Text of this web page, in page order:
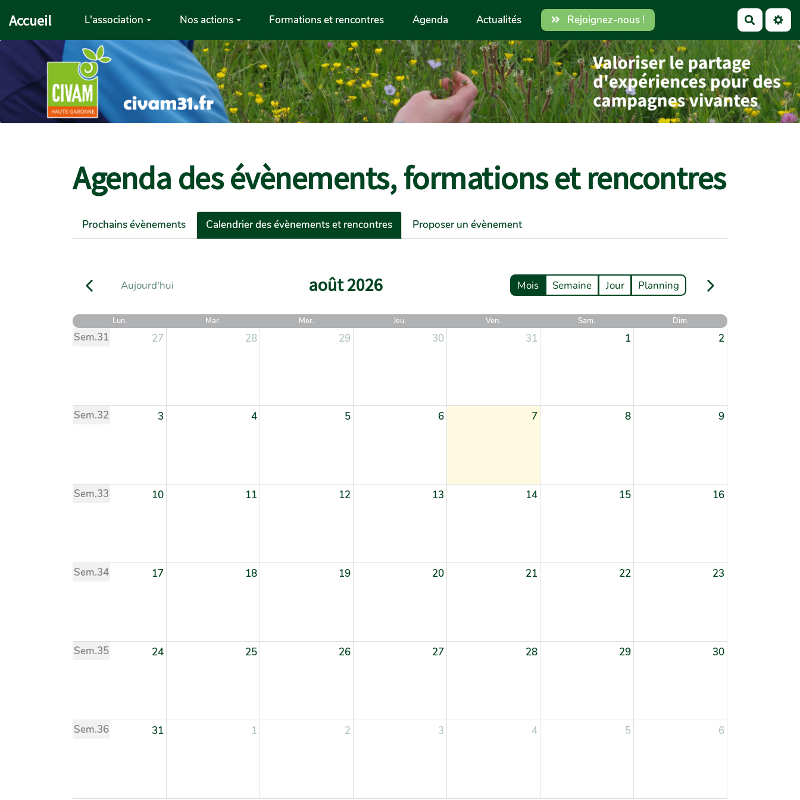
Aller au contenu principal
Accueil L'association Nos actions Formations et rencontres Agenda Actualités Rejoignez-nous !
Agenda des évènements, formations et rencontres
Prochains évènements Calendrier des évènements et rencontres Proposer un évènement
Aujourd'hui août 2026 Mois Semaine Jour Planning
Lun. Mar. Mer. Jeu. Ven. Sam. Dim.
Sem.31 27 28 29 30 31 1 2
Sem.32 3 4 5 6 7 8 9
Sem.33 10 11 12 13 14 15 16
Sem.34 17 18 19 20 21 22 23
Sem.35 24 25 26 27 28 29 30
Sem.36 31 1 2 3 4 5 6